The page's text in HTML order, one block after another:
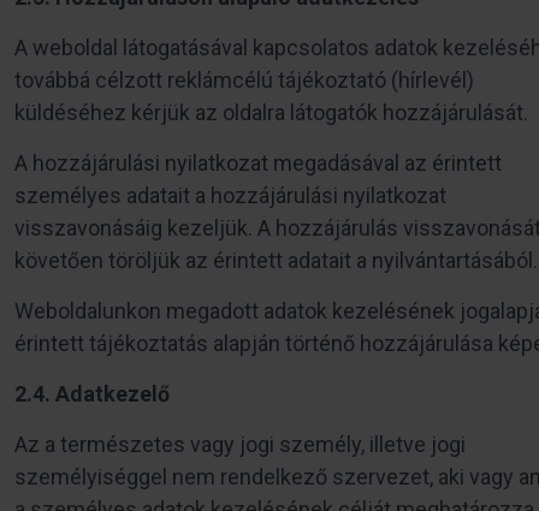
A weboldal látogatásával kapcsolatos adatok
továbbá célzott reklámcélú tájékoztató (hírlevél)
küldéséhez kérjük az oldalra látogatók hozzájárulását.
A hozzájárulási nyilatkozat megadásával az érintett
személyes adatait a hozzájárulási nyilatkozat
visszavonásáig kezeljük. A hozzájárulás
követően töröljük az érintett adatait a nyilvántartásából.
Weboldalunkon megadott adatok kezelésének
érintett tájékoztatás alapján történő hozzájárulása
2.4. Adatkezelő
Az a természetes vagy jogi személy, illetve jogi
személyiséggel nem rendelkező szervezet, aki vagy